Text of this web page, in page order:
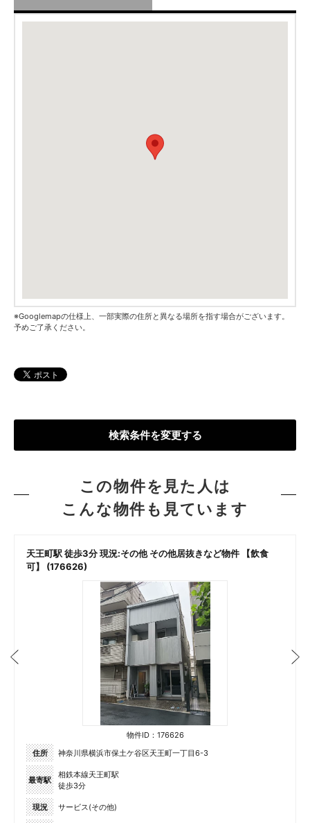
※Googlemapの仕様上、一部実際の住所と異なる場所を指す場合がございます。
予めご了承ください。
検索条件を変更する
この物件を見た人は
こんな物件も見ています
天王町駅 徒歩3分 現況:その他 その他居抜きなど物件 【飲食
可】 (176626)
物件ID：176626
住所
神奈川県横浜市保土ケ谷区天王町一丁目6-3
最寄駅
相鉄本線天王町駅
徒歩3分
現況 サービス(その他)